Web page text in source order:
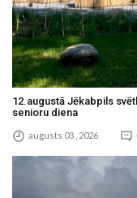
12.augustā Jēkabpils
senioru diena
augusts 03 , 2026